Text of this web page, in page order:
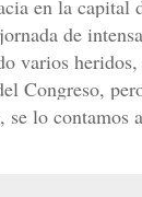
en la capital
de
varios
Congreso,
se lo contamos